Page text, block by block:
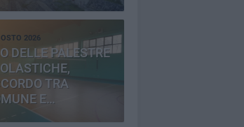
2026
DELLE PALESTRE
TRA
E